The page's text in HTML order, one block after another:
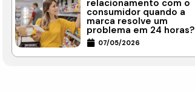
relacionamento com o
consumidor quando a
marca resolve um
problema em 24 horas?
07/05/2026